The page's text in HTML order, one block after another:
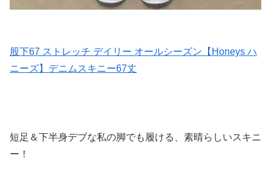
股下67 ストレッチ デイリー オールシーズン【Honeys ハ
ニーズ】デニムスキニー67丈
短足＆下半身デブな私の脚でも履ける、素晴らしいスキニ
ー！